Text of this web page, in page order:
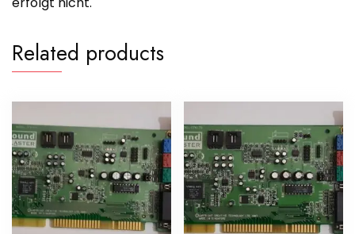
Related products